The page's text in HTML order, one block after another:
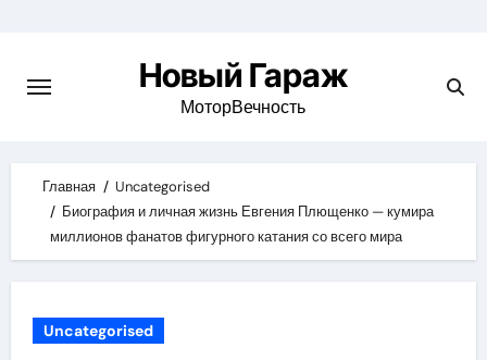
content
Новый Гараж
МоторВечность
Главная
Uncategorised
Биография и личная жизнь Евгения Плющенко — кумира
миллионов фанатов фигурного катания со всего мира
Uncategorised